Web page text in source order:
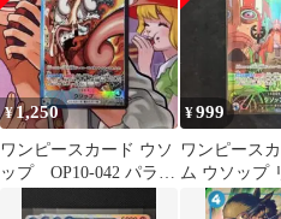
¥1,250
ワンピースカード ウソ
ップ OP10-042 パラレ
¥999
ワンピース
ム ウソップ
ラレル